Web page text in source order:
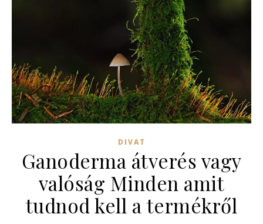
DIVAT
Ganoderma átverés vagy
valóság Minden amit
tudnod kell a termékről